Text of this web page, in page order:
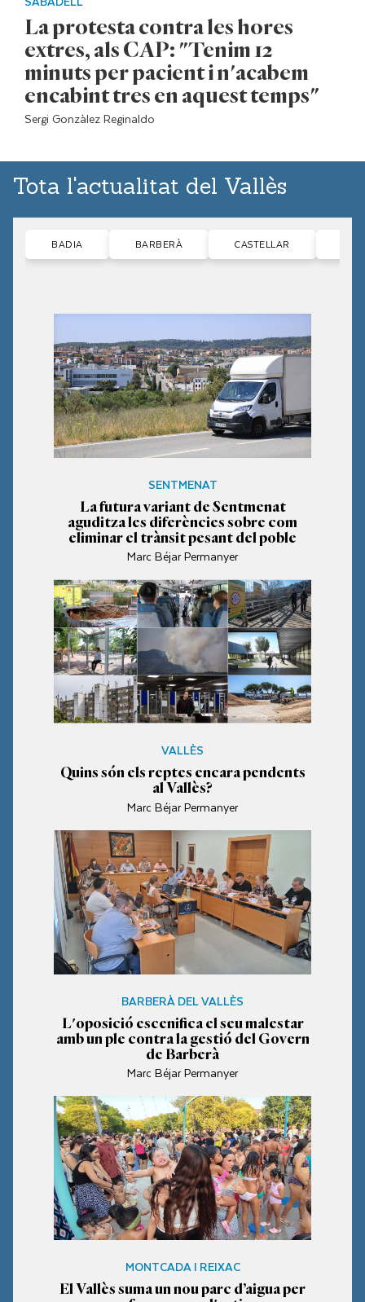
La protesta contra les hores
extres, als CAP: "Tenim 12
minuts per pacient i n'acabem
encabint tres en aquest temps"
Sergi Gonzàlez Reginaldo
Tota l'actualitat del Vallès
BADIA BARBERÀ CASTELLAR
SENTMENAT
La futura variant de Sentmenat
aguditza les diferències sobre com
eliminar el trànsit pesant del poble
Marc Béjar Permanyer
VALLÈS
Quins són els reptes encara pendents
al Vallès?
Marc Béjar Permanyer
BARBERÀ DEL VALLÈS
L'oposició escenifica el seu malestar
amb un ple contra la gestió del Govern
de Barberà
Marc Béjar Permanyer
MONTCADA I REIXAC
El Vallès suma un nou parc d’aigua per